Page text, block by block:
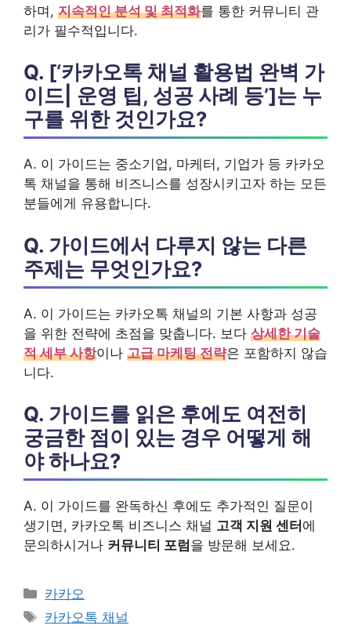
하며, 지속적인 분석 및 최적화를 통한 커뮤니티 관
리가 필수적입니다.
Q. [‘카카오톡 채널 활용법 완벽 가
이드| 운영 팁, 성공 사례 등’]는 누
구를 위한 것인가요?
A. 이 가이드는 중소기업, 마케터, 기업가 등 카카오
톡 채널을 통해 비즈니스를 성장시키고자 하는 모든
분들에게 유용합니다.
Q. 가이드에서 다루지 않는 다른
주제는 무엇인가요?
A. 이 가이드는 카카오톡 채널의 기본 사항과 성공
을 위한 전략에 초점을 맞춥니다. 보다 상세한 기술
적 세부 사항이나 고급 마케팅 전략은 포함하지 않습
니다.
Q. 가이드를 읽은 후에도 여전히
궁금한 점이 있는 경우 어떻게 해
야 하나요?
A. 이 가이드를 완독하신 후에도 추가적인 질문이
생기면, 카카오톡 비즈니스 채널 고객 지원 센터 에
문의하시거나 커뮤니티 포럼 을 방문해 보세요.
카
테
카카오
태
카카오톡 채널